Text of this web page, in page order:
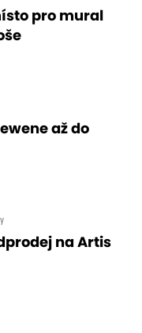
pro mural
až do
na Artis